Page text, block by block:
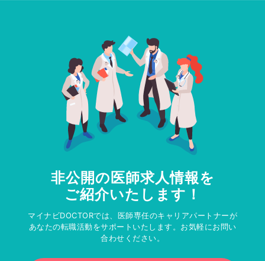
非公開の医師求人情報を
ご紹介いたします！
マイナビDOCTORでは、医師専任のキャリアパートナーが
あなたの転職活動をサポートいたします。お気軽にお問い
合わせください。